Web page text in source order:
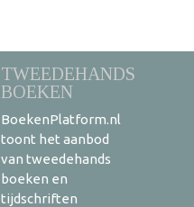
TWEEDEHANDS
BOEKEN
BoekenPlatform.nl
toont het aanbod
van tweedehands
boeken en
tijdschriften